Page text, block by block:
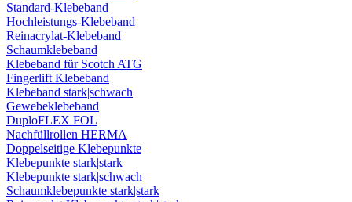
Standard-Klebeband
Hochleistungs-Klebeband
Reinacrylat-Klebeband
Schaumklebeband
Klebeband für Scotch ATG
Fingerlift Klebeband
Klebeband stark|schwach
Gewebeklebeband
DuploFLEX FOL
Nachfüllrollen HERMA
Doppelseitige Klebepunkte
Klebepunkte stark|stark
Klebepunkte stark|schwach
Schaumklebepunkte stark|stark